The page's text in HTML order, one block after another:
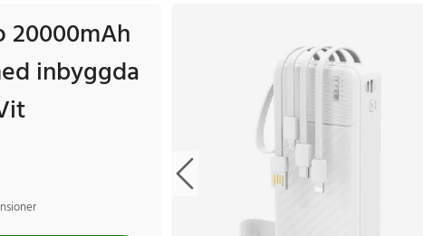
20000mAh
inbyggda